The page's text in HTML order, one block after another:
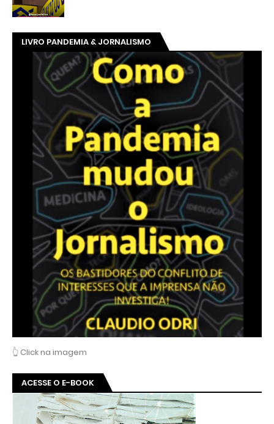
LIVRO PANDEMIA & JORNALISMO
👆 Click na imagem
ACESSE O E-BOOK